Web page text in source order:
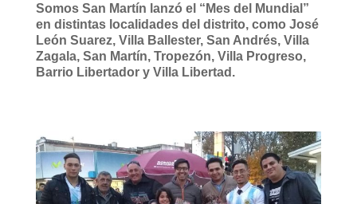
Somos San Martín lanzó el “Mes del Mundial”
en distintas localidades del distrito, como José
León Suarez, Villa Ballester, San Andrés, Villa
Zagala, San Martín, Tropezón, Villa Progreso,
Barrio Libertador y Villa Libertad.